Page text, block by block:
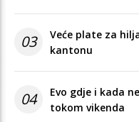
03
Veće plate za
kantonu
04
Evo gdje i kada
tokom vikenda